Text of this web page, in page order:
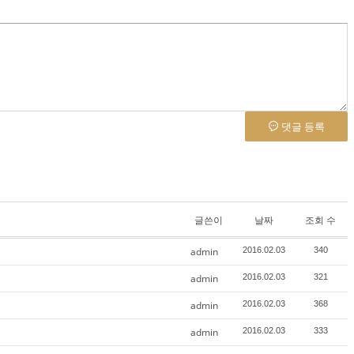
댓글 등록
글쓴이 날짜 조회 수
admin 2016.02.03 340
admin 2016.02.03 321
admin 2016.02.03 368
admin 2016.02.03 333